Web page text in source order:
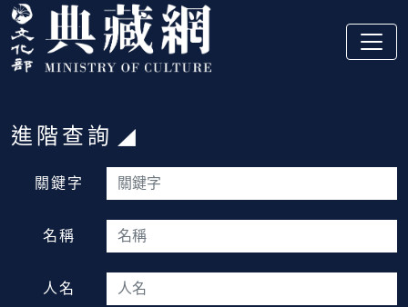
跳到主要內容
:::
:::
進階查詢
關鍵字
名稱
人名